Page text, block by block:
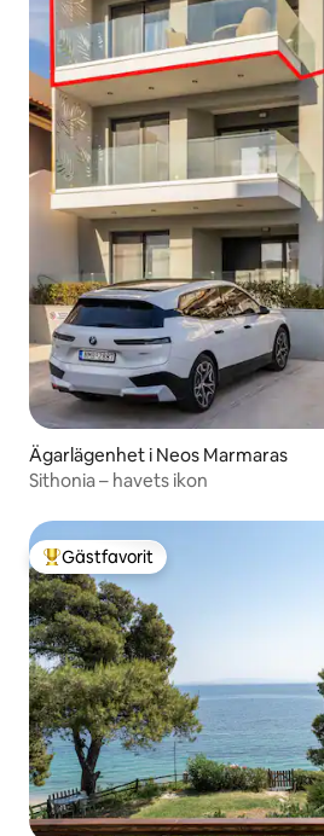
Ägarlägenhet i Neos Marmaras
Sithonia – havets ikon
Populär gästfavorit
Gästfavorit